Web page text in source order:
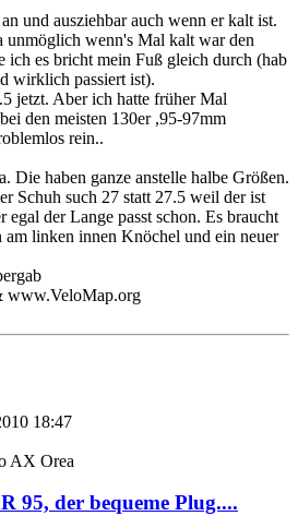
und ausziehbar auch wenn er kalt ist.
unmöglich wenn's Mal kalt war den
ich es bricht mein Fuß gleich durch (hab
wirklich passiert ist).
jetzt. Aber ich hatte früher Mal
den meisten 130er ,95-97mm
rein..
Die haben ganze anstelle halbe Größen.
Schuh such 27 statt 27.5 weil der ist
egal der Lange passt schon. Es braucht
am linken innen Knöchel und ein neuer
www.VeloMap.org
18:47
AX Orea
95, der bequeme Plug....